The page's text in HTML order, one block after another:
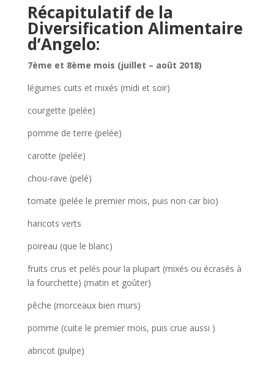
Récapitulatif de la
Diversification Alimentaire
d’Angelo:
7ème et 8ème mois (juillet – août 2018)
légumes cuits et mixés (midi et soir)
courgette (pelée)
pomme de terre (pelée)
carotte (pelée)
chou-rave (pelé)
tomate (pelée le premier mois, puis non car bio)
haricots verts
poireau (que le blanc)
fruits crus et pelés pour la plupart (mixés ou écrasés à
la fourchette) (matin et goûter)
pêche (morceaux bien murs)
pomme (cuite le premier mois, puis crue aussi )
abricot (pulpe)